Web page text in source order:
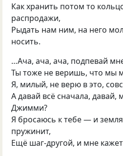
Как хранить потом то
распродажи,
Рыдать нам ним, на него
носить.
…Ача, ача, ача, подпевай
Ты тоже не веришь, что мы
Я, милый, не верю в это,
А давай всё сначала,
Джимми?
Я бросаюсь к тебе — и
пружинит,
Ещё шаг-другой, и мне